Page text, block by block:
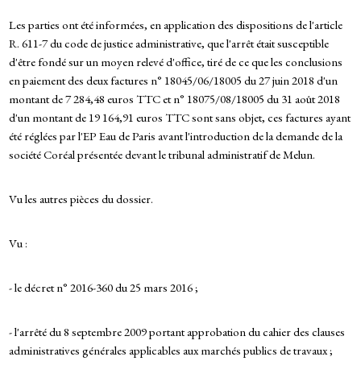
Les parties ont été informées, en application des dispositions de l'article
R. 611-7 du code de justice administrative, que l'arrêt était susceptible
d'être fondé sur un moyen relevé d'office, tiré de ce que les conclusions
en paiement des deux factures n° 18045/06/18005 du 27 juin 2018 d'un
montant de 7 284,48 euros TTC et n° 18075/08/18005 du 31 août 2018
d'un montant de 19 164,91 euros TTC sont sans objet, ces factures ayant
été réglées par l'EP Eau de Paris avant l'introduction de la demande de la
société Coréal présentée devant le tribunal administratif de Melun.
Vu les autres pièces du dossier.
Vu :
- le décret n° 2016-360 du 25 mars 2016 ;
- l'arrêté du 8 septembre 2009 portant approbation du cahier des clauses
administratives générales applicables aux marchés publics de travaux ;